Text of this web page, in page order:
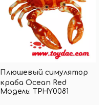
Плюшевый симулятор
краба Ocean Red
Модель: TPHY0081